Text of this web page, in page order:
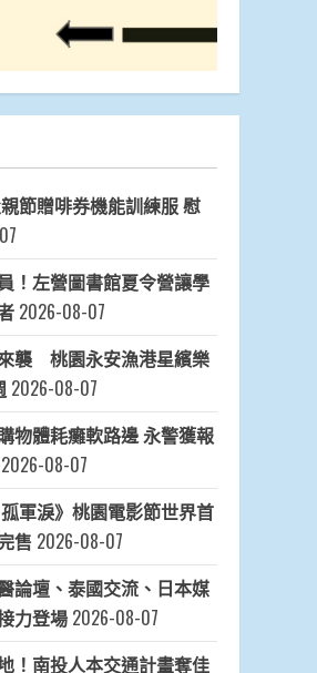
節贈啡券機能訓練服 慰
！左營圖書館夏令營讓學
2026-08-07
襲 桃園永安漁港星繽樂
2026-08-07
物體耗癱軟路邊 永警獲報
2026-08-07
軍淚》桃園電影節世界首
售 2026-08-07
論壇、泰國交流、日本媒
力登場 2026-08-07
！南投人本交通計畫奪佳